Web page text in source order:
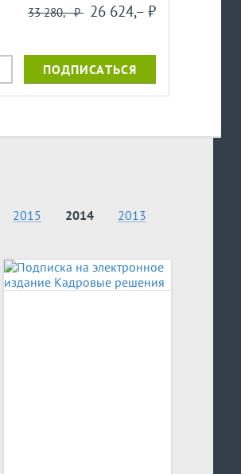
33 280,– ⃏ 26 624,– ⃏
ПОДПИСАТЬСЯ
2015 2014 2013